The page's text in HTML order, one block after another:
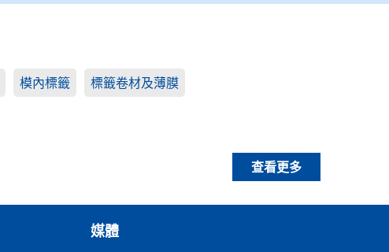
模內標籤 標籤卷材及薄膜
查看更多
媒體